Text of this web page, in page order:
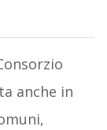
anche in